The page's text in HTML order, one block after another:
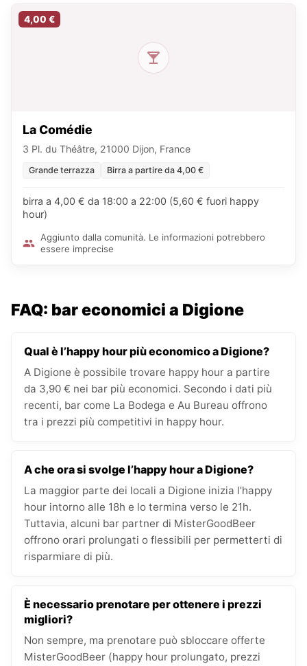
4,00 €
La Comédie
3 Pl. du Théâtre, 21000 Dijon, France
Grande terrazza Birra a partire da 4,00 €
birra a 4,00 € da 18:00 a 22:00 (5,60 € fuori happy
hour)
Aggiunto dalla comunità. Le informazioni potrebbero
essere imprecise
FAQ: bar economici a Digione
Qual è l’happy hour più economico a Digione?
A Digione è possibile trovare happy hour a partire
da 3,90 € nei bar più economici. Secondo i dati più
recenti, bar come La Bodega e Au Bureau offrono
tra i prezzi più competitivi in happy hour.
A che ora si svolge l’happy hour a Digione?
La maggior parte dei locali a Digione inizia l’happy
hour intorno alle 18h e lo termina verso le 21h.
Tuttavia, alcuni bar partner di MisterGoodBeer
offrono orari prolungati o flessibili per permetterti di
risparmiare di più.
È necessario prenotare per ottenere i prezzi
migliori?
Non sempre, ma prenotare può sbloccare offerte
MisterGoodBeer (happy hour prolungato, prezzi